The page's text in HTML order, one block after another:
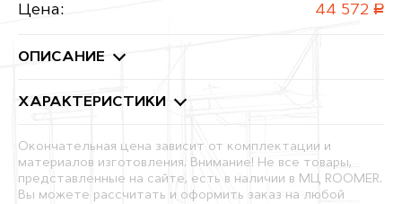
Цена: 44 572 руб.
ОПИСАНИЕ
ХАРАКТЕРИСТИКИ
Окончательная цена зависит от комплектации и
материалов изготовления. Внимание! Не все товары,
представленные на сайте, есть в наличии в МЦ ROOMER.
Вы можете рассчитать и оформить заказ на любой